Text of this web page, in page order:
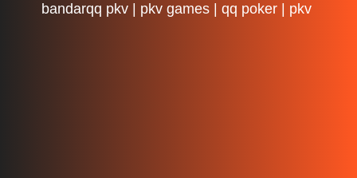
bandarqq pkv
pkv games qq poker pkv